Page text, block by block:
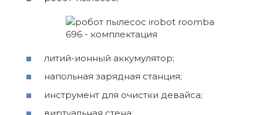
литий-ионный аккумулятор;
напольная зарядная станция;
инструмент для очистки девайса;